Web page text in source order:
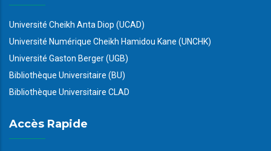
Université Cheikh Anta Diop (UCAD)
Université Numérique Cheikh Hamidou Kane (UNCHK)
Université Gaston Berger (UGB)
Bibliothèque Universitaire (BU)
Bibliothèque Universitaire CLAD
Accès Rapide